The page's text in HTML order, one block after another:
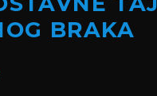
BRAKA